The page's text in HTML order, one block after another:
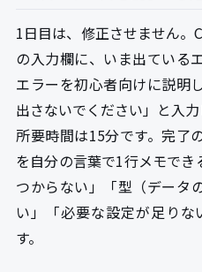
1日目は、修正させません。
の入力欄に、いま出ている
エラーを初心者向けに説明
出さないでください」と入力
所要時間は15分です。完了
を自分の言葉で1行メモで
つからない」「型（データ
い」「必要な設定が足り
す。